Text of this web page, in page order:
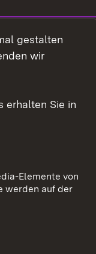
gestalten
wir
erhalten Sie in
Elemente von
werden auf der